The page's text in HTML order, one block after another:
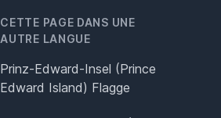
CETTE PAGE DANS UNE
AUTRE LANGUE
Prinz-Edward-Insel (Prince
Edward Island) Flagge